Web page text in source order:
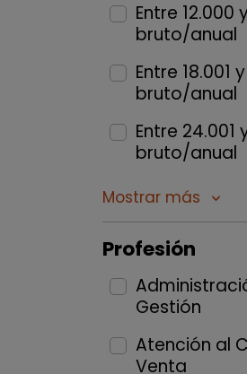
Entre 12.000
bruto/anual
Entre 18.001
bruto/anual
Entre 24.001
bruto/anual
Mostrar más keyboard_arrow_down
Profesión
Gestión
Atención al
Venta